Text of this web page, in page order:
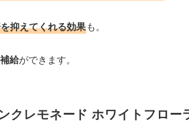
抑えてくれる効果も。
給ができます。
レモネード ホワイトフロー